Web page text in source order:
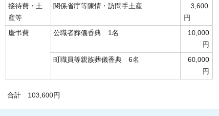
接待費・土
産等
関係省庁等陳情・訪問手土産
3,600
円
慶弔費 公職者葬儀香典 1名
10,000
円
町職員等親族葬儀香典 6名
60,000
円
合計 103,600円